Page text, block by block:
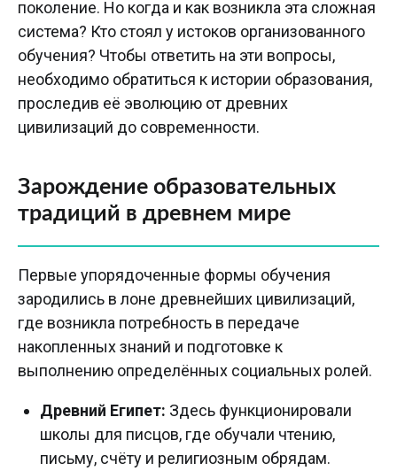
поколение. Но когда и как возникла эта сложная
система? Кто стоял у истоков организованного
обучения? Чтобы ответить на эти вопросы,
необходимо обратиться к истории образования,
проследив её эволюцию от древних
цивилизаций до современности.
Зарождение образовательных
традиций в древнем мире
Первые упорядоченные формы обучения
зародились в лоне древнейших цивилизаций,
где возникла потребность в передаче
накопленных знаний и подготовке к
выполнению определённых социальных ролей.
Древний Египет: Здесь функционировали
школы для писцов, где обучали чтению,
письму, счёту и религиозным обрядам.